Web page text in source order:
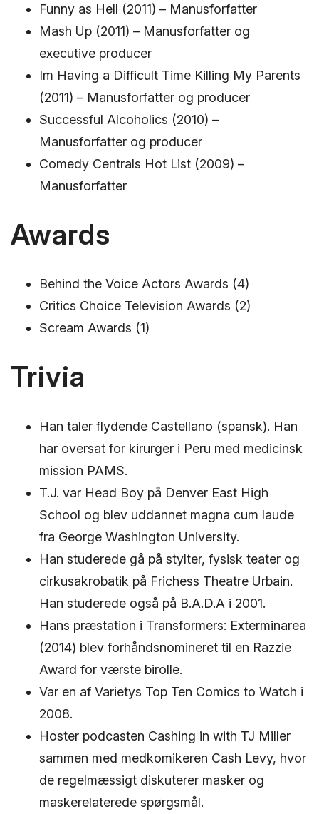
Funny as Hell (2011) – Manusforfatter
Mash Up (2011) – Manusforfatter og
executive producer
Im Having a Difficult Time Killing My Parents
(2011) – Manusforfatter og producer
Successful Alcoholics (2010) –
Manusforfatter og producer
Comedy Centrals Hot List (2009) –
Manusforfatter
Awards
Behind the Voice Actors Awards (4)
Critics Choice Television Awards (2)
Scream Awards (1)
Trivia
Han taler flydende Castellano (spansk). Han
har oversat for kirurger i Peru med medicinsk
mission PAMS.
T.J. var Head Boy på Denver East High
School og blev uddannet magna cum laude
fra George Washington University.
Han studerede gå på stylter, fysisk teater og
cirkusakrobatik på Frichess Theatre Urbain.
Han studerede også på B.A.D.A i 2001.
Hans præstation i Transformers: Exterminarea
(2014) blev forhåndsnomineret til en Razzie
Award for værste birolle.
Var en af Varietys Top Ten Comics to Watch i
2008.
Hoster podcasten Cashing in with TJ Miller
sammen med medkomikeren Cash Levy, hvor
de regelmæssigt diskuterer masker og
maskerelaterede spørgsmål.